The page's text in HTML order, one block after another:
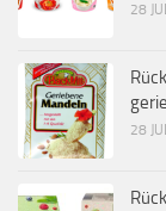
28
28